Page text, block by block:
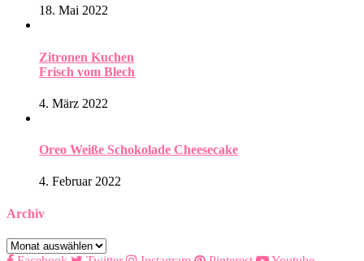
18. Mai 2022
Zitronen Kuchen
Frisch vom Blech
4. März 2022
Oreo Weiße Schokolade Cheesecake
4. Februar 2022
Archiv
Archiv